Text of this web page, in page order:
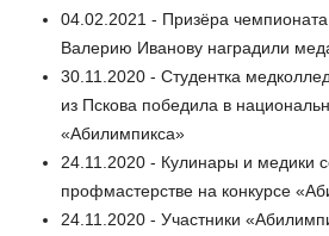
04.02.2021 - Призёра
Валерию Иванову наградили
30.11.2020 - Студентка
из Пскова победила в
«Абилимпикса»
24.11.2020 - Кулинары и медики
профмастерстве на конкурсе
24.11.2020 - Участники